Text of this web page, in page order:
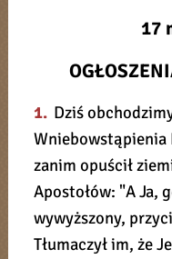
17
1. Dziś
Wniebowstąpienia
zanim opuścił
Apostołów: "A Ja,
wywyższony,
Tłumaczył im, że